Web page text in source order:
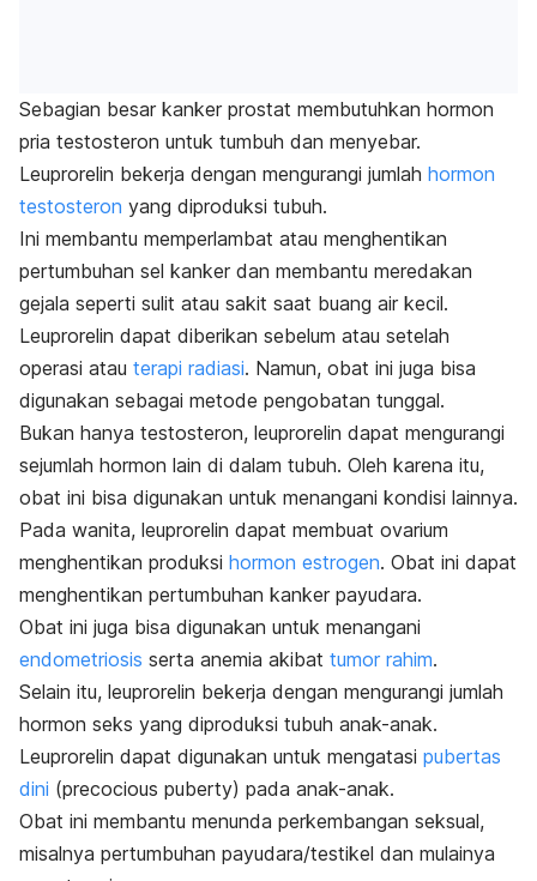
Sebagian besar kanker prostat membutuhkan hormon
pria testosteron untuk tumbuh dan menyebar.
Leuprorelin bekerja dengan mengurangi jumlah hormon
testosteron yang diproduksi tubuh.
Ini membantu memperlambat atau menghentikan
pertumbuhan sel kanker dan membantu meredakan
gejala seperti sulit atau sakit saat buang air kecil.
Leuprorelin dapat diberikan sebelum atau setelah
operasi atau terapi radiasi. Namun, obat ini juga bisa
digunakan sebagai metode pengobatan tunggal.
Bukan hanya testosteron, leuprorelin dapat mengurangi
sejumlah hormon lain di dalam tubuh. Oleh karena itu,
obat ini bisa digunakan untuk menangani kondisi lainnya.
Pada wanita, leuprorelin dapat membuat ovarium
menghentikan produksi hormon estrogen. Obat ini dapat
menghentikan pertumbuhan kanker payudara.
Obat ini juga bisa digunakan untuk menangani
endometriosis serta anemia akibat tumor rahim.
Selain itu, leuprorelin bekerja dengan mengurangi jumlah
hormon seks yang diproduksi tubuh anak-anak.
Leuprorelin dapat digunakan untuk mengatasi pubertas
dini (precocious puberty) pada anak-anak.
Obat ini membantu menunda perkembangan seksual,
misalnya pertumbuhan payudara/testikel dan mulainya